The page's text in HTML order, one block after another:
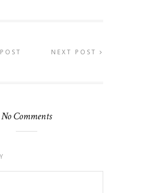
NEXT POST
No Comments